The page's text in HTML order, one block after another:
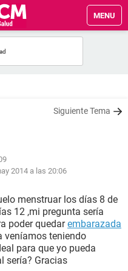
MENU
Siguiente Tema
2014 a las 20:06
menstruar los días 8 de
12 ,mi pregunta sería
poder quedarembarazada
veníamos teniendo
para que yo pueda
sería? Gracias